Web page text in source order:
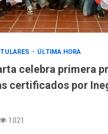
ÚLTIMA HORA
celebra primera
certificados por
1021